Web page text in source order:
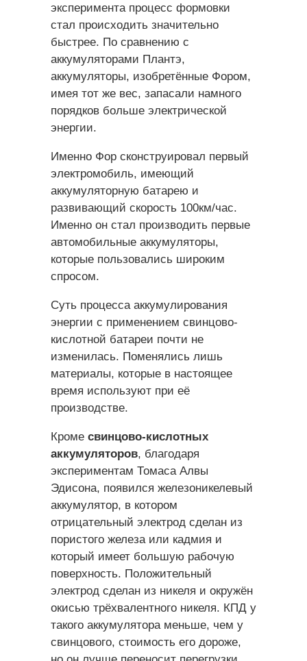
эксперимента процесс формовки
стал происходить значительно
быстрее. По сравнению с
аккумуляторами Плантэ,
аккумуляторы, изобретённые Фором,
имея тот же вес, запасали намного
порядков больше электрической
энергии.
Именно Фор сконструировал первый
электромобиль, имеющий
аккумуляторную батарею и
развивающий скорость 100км/час.
Именно он стал производить первые
автомобильные аккумуляторы,
которые пользовались широким
спросом.
Суть процесса аккумулирования
энергии с применением свинцово-
кислотной батареи почти не
изменилась. Поменялись лишь
материалы, которые в настоящее
время используют при её
производстве.
Кроме свинцово-кислотных
аккумуляторов, благодаря
экспериментам Томаса Алвы
Эдисона, появился железоникелевый
аккумулятор, в котором
отрицательный электрод сделан из
пористого железа или кадмия и
который имеет большую рабочую
поверхность. Положительный
электрод сделан из никеля и окружён
окисью трёхвалентного никеля. КПД у
такого аккумулятора меньше, чем у
свинцового, стоимость его дороже,